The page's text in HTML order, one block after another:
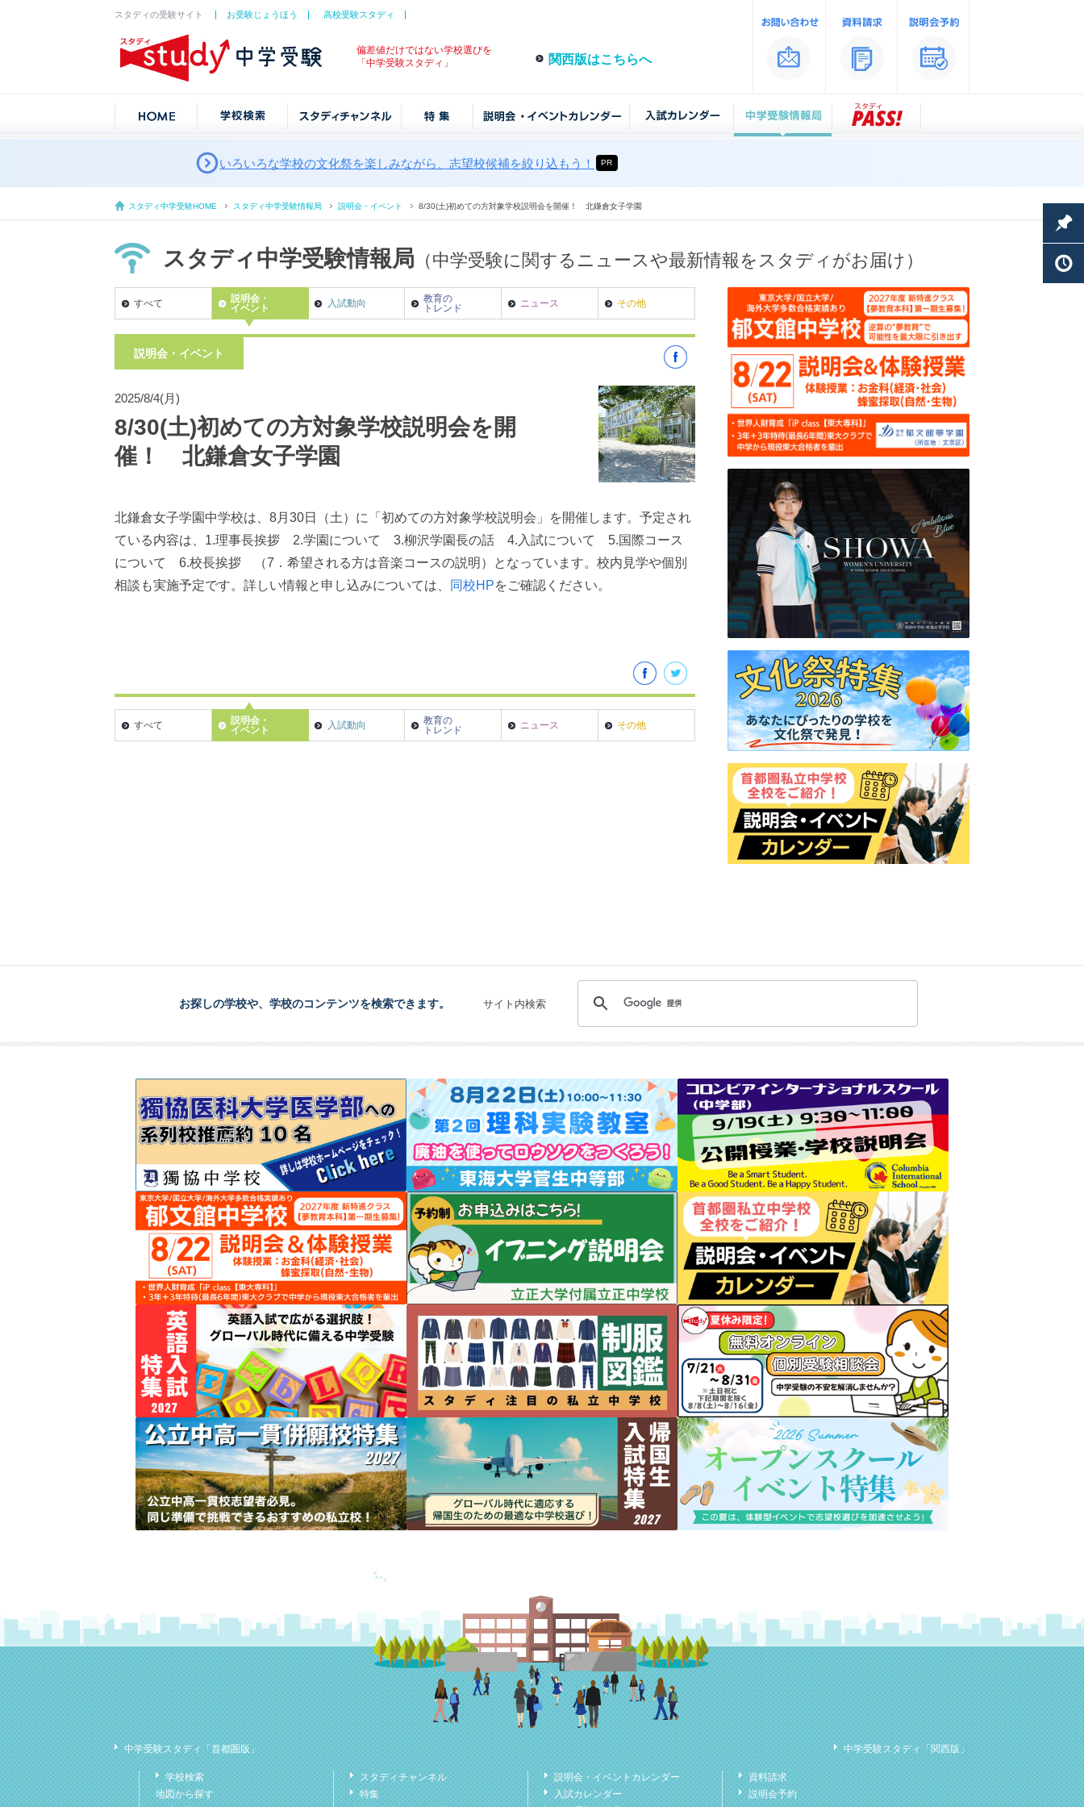
スタディの受験サイト お受験じょうほう 高校受験スタディ
偏差値だけではない学校選びを
「中学受験スタディ」
関西版はこちらへ
いろいろな学校の文化祭を楽しみながら、志望校候補を絞り込もう！ PR
スタディ中学受験HOME スタディ中学受験情報局 説明会・イベント 8/30(土)初めての方対象学校説明会を開催！ 北鎌倉女子学園
スタディ中学受験情報局 （中学受験に関するニュースや最新情報をスタディがお届け）
すべて
説明会・
イベント
入試動向
教育の
トレンド
ニュース その他
説明会・イベント
2025/8/4(月)
8/30(土)初めての方対象学校説明会を開
催！ 北鎌倉女子学園
北鎌倉女子学園中学校は、8月30日（土）に「初めての方対象学校説明会」を開催します。予定され
ている内容は、1.理事長挨拶 2.学園について 3.柳沢学園長の話 4.入試について 5.国際コース
について 6.校長挨拶 （7．希望される方は音楽コースの説明）となっています。校内見学や個別
相談も実施予定です。詳しい情報と申し込みについては、
同校HPをご確認ください。
すべて
説明会・
イベント
入試動向
教育の
トレンド
ニュース その他
お探しの学校や、学校のコンテンツを検索できます。 サイト内検索
中学受験スタディ「首都圏版」 中学受験スタディ「関西版」
学校検索
地図から探す
スタディチャンネル
特集
説明会・イベントカレンダー
入試カレンダー
資料請求
説明会予約